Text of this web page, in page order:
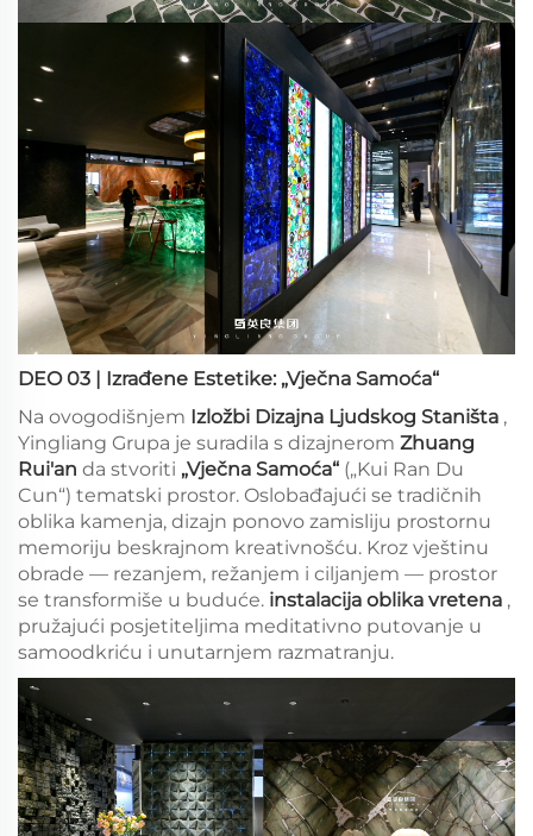
DEO 03 | Izrađene Estetike: „Vječna Samoća“
Na ovogodišnjem Izložbi Dizajna Ljudskog Staništa ,
Yingliang Grupa je suradila s dizajnerom Zhuang
Rui'an da stvoriti „Vječna Samoća“ („Kui Ran Du
Cun“) tematski prostor. Oslobađajući se tradičnih
oblika kamenja, dizajn ponovo zamisliju prostornu
memoriju beskrajnom kreativnošću. Kroz vještinu
obrade — rezanjem, režanjem i ciljanjem — prostor
se transformiše u buduće. instalacija oblika vretena ,
pružajući posjetiteljima meditativno putovanje u
samoodkriću i unutarnjem razmatranju.